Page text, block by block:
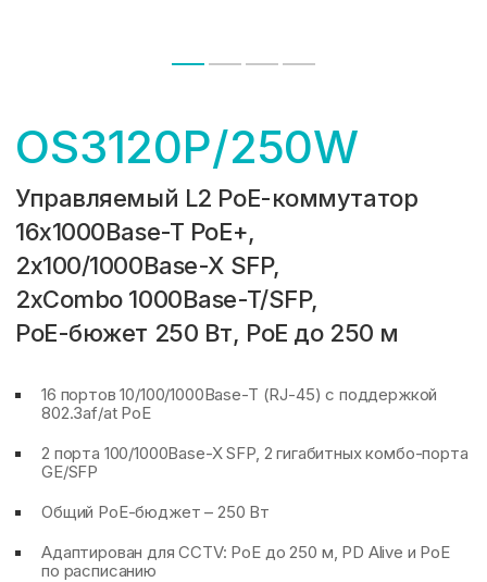
OS3120P/250W
Управляемый L2 PoE-коммутатор
16x1000Base-T PoE+,
2x100/1000Base-X SFP,
2xCombo 1000Base-T/SFP,
PoE-бюжет 250 Вт, PoE до 250 м
16 портов 10/100/1000Base-T (RJ-45) с поддержкой
802.3af/at PoE
2 порта 100/1000Base-X SFP, 2 гигабитных комбо-порта
GE/SFP
Общий PoE-бюджет – 250 Вт
Адаптирован для CCTV: PoE до 250 м, PD Alive и PoE
по расписанию